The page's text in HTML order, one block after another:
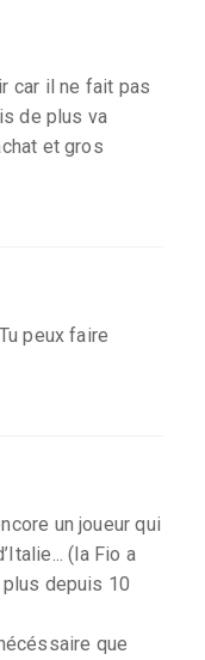
car il ne fait pas
de plus va
et gros
peux faire
un joueur qui
(la Fio a
depuis 10
que